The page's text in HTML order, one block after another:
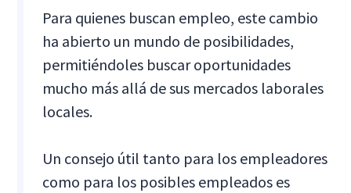
Para quienes buscan empleo, este cambio
ha abierto un mundo de posibilidades,
permitiéndoles buscar oportunidades
mucho más allá de sus mercados laborales
locales.
Un consejo útil tanto para los empleadores
como para los posibles empleados es